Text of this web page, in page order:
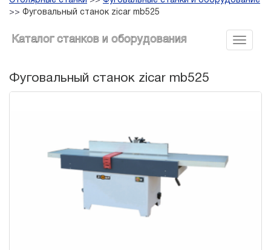
>> Фуговальный станок zicar mb525
Каталог станков и оборудования
Фуговальный станок zicar mb525